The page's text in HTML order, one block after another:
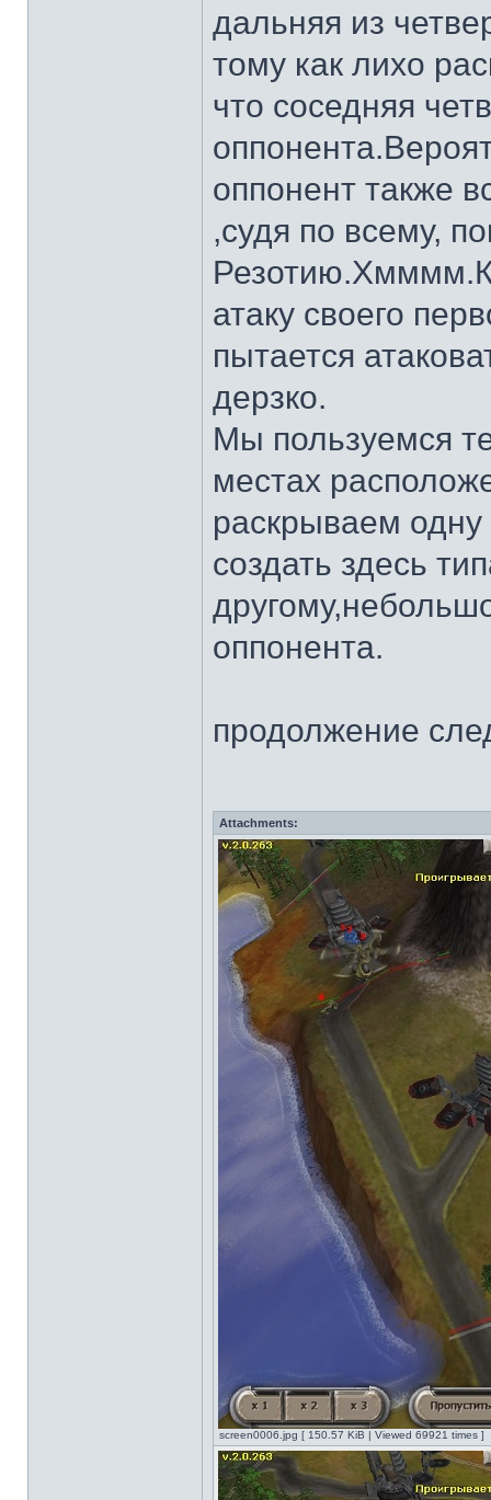
дальняя из
тому как лихо
что соседняя
оппонент также
,судя по всему,
атаку своего
пытается
дерзко.
Мы пользуемся
местах
раскрываем одну
создать здесь
оппонента.
продолжение
Attachments:
screen0006.jpg [ 150.57 KiB | Viewed 69921 times ]